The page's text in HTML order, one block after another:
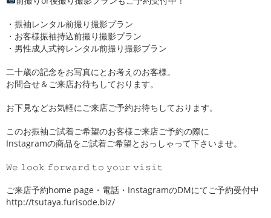
・振袖レンタル前撮り撮影プラン
・お客様振袖持込前撮り撮影プラン
・男性成人式袴レンタル前撮り撮影プラン
二十歳の記念をお写真にとお考えのお客様。
お問合せ＆ご来店お待ちしております。
お下見などお気軽にご来店ご予約お待ちしております。
このお振袖ご試着ご希望のお客様ご来店ご予約の際に
Instagramの商品をご試着ご希望とおっしゃって下さいませ。
𝚆𝚎 𝚕𝚘𝚘𝚔 𝚏𝚘𝚛𝚠𝚊𝚛𝚍 𝚝𝚘 𝚢𝚘𝚞𝚛 𝚟𝚒𝚜𝚒𝚝
ご来店予約home page・電話・InstagramのDMにてご予約受付中
http://tsutaya.furisode.biz/